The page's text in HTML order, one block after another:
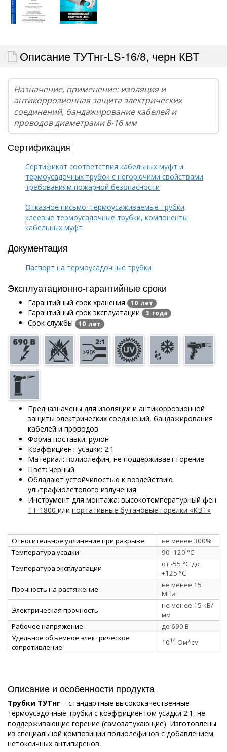
Описание ТУТнг-LS-16/8, черн КВТ
Назначение, применение: изоляция и
антикоррозионная защита электрических
соединений, бандажирование кабелей и
проводов диаметрами 8-16 мм
Сертификация
Сертификат соответствия кабельных муфт и
термоусадочных трубок с негорючими свойствами
требованиям пожарной безопасности
Отказное письмо: термоусаживаемые трубки,
клеевые термоусадочные трубки, компоненты
кабельных муфт
Документация
Паспорт на термоусадочные трубки
Эксплуатационно-гарантийные сроки
Гарантийный срок хранения 10 лет
Гарантийный срок эксплуатации 3 года
Срок службы 10 лет
Предназначены для изоляции и антикоррозионной
защиты электрических соединений, бандажирования
кабелей и проводов
Форма поставки: рулон
Коэффициент усадки: 2:1
Материал: полиолефин, не поддерживает горение
Цвет: черный
Обладают устойчивостью к воздействию
ультрафиолетового излучения
Инструмент для монтажа: высокотемпературный фен
ТТ-1800 или портативные бутановые горелки «КВТ»
Относительное удлинение при разрыве
не менее 300%
Температура усадки
90–120 °C
Температура эксплуатации
от -55 °C до
+125 °C
Прочность на растяжение
не менее 15
МПа
Электрическая прочность
не менее 15 кВ/
мм
Рабочее напряжение
до 690 В
Удельное объемное электрическое
сопротивление
1014 Ом*см
Описание и особенности продукта
Трубки ТУТнг – стандартные высококачественные
термоусадочные трубки с коэффициентом усадки 2:1, не
поддерживающие горение (самозатухающие). Изготовлены
из специальной композиции полиолефинов с добавлением
нетоксичных антипиренов.